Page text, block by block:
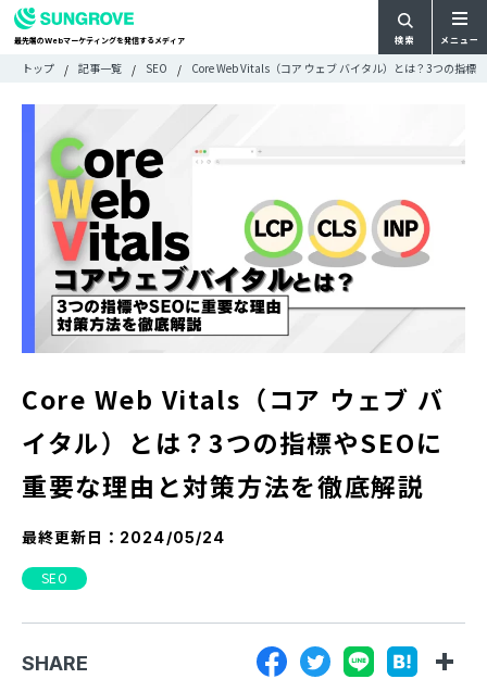
最先端のWebマーケティングを発信するメディア 検索 メニュー
CATEGORY
カテゴリで探す
TAG
タグで探す
WRITER
ライターで探す
FEATURE
特集
MOVIE
動画
DOCUMENT
『SUNGROVE』について
利用規約
広告掲載に関する規約
特定商取引法に基づく表記
プライバシーポリシー
検
検
トップ 記事一覧 SEO Core Web Vitals（コア ウェブ バイタル）とは？3つの指標
Core Web Vitals（コア ウェブ バ
イタル）とは？3つの指標やSEOに
重要な理由と対策方法を徹底解説
最終更新日： 2024/05/24
SEO
SHARE